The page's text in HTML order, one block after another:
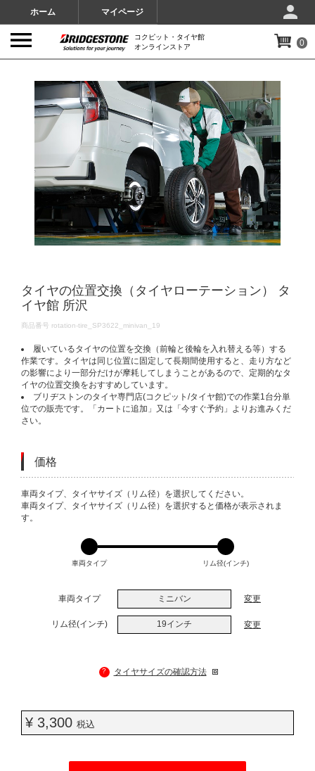
ホーム マイページ
コクピット・タイヤ館
オンラインストア
0
タイヤの位置交換（タイヤローテーション） タ
イヤ館 所沢
DETAILS
商品番号 rotation-tire_SP3622_minivan_19
履いているタイヤの位置を交換（前輪と後輪を入れ替える等）する
作業です。タイヤは同じ位置に固定して長期間使用すると、走り方など
の影響により一部分だけが摩耗してしまうことがあるので、定期的なタ
イヤの位置交換をおすすめしています。
ブリヂストンのタイヤ専門店(コクピット/タイヤ館)での作業1台分単
位での販売です。「カートに追加」又は「今すぐ予約」よりお進みくだ
さい。
価格
VARIATIONS
車両タイプ、タイヤサイズ（リム径）を選択してください。
車両タイプ、タイヤサイズ（リム径）を選択すると価格が表示されま
す。
車両タイプ リム径(インチ)
車両タイプ ミニバン 変更
リム径(インチ) 19インチ 変更
? タイヤサイズの確認方法
¥ 3,300 税込